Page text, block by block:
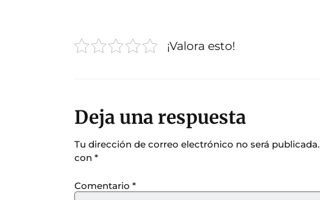
¡Valora esto!
Deja una respuesta
Tu dirección de correo electrónico no será publicada.
con *
Comentario *